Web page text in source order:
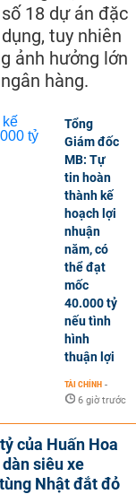
18 dự án đặc
tuy nhiên
ảnh hưởng lớn
hàng.
Tổng
Giám đốc
MB: Tự
tin hoàn
thành kế
hoạch lợi
nhuận
năm, có
thể đạt
mốc
40.000 tỷ
nếu tình
hình
thuận lợi
TÀI CHÍNH -
6 giờ trước
của Huấn Hoa
siêu xe
Nhật đắt đỏ